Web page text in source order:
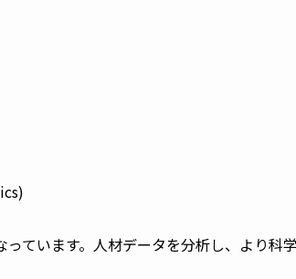
ています。人材データを分析し、より科